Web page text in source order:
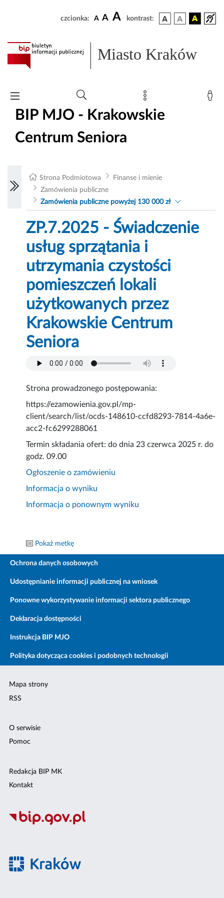
czcionka: A A A kontrast:
Miasto Kraków
BIP MJO - Krakowskie
Centrum Seniora
Strona Podmiotowa
Finanse i mienie
Zamówienia publiczne
Zamówienia publiczne powyżej 130 000 zł
ZP.7.2025 - Świadczenie
usług sprzątania i
utrzymania czystości
pomieszczeń lokali
użytkowanych przez
Krakowskie Centrum
Seniora
Strona prowadzonego postępowania:
https://ezamowienia.gov.pl/mp-
client/search/list/ocds-148610-ccfd8293-7814-4a6e-
acc2-fc6299288061
Termin składania ofert: do dnia 23 czerwca 2025 r. do
godz. 09.00
Ogłoszenie o zamówieniu
Informacja o wyniku
Informacja o ponownym wyniku
Pokaż metkę
Ochrona danych osobowych
Udostępnianie informacji publicznej na wniosek
Ponowne wykorzystywanie informacji sektora publicznego
Deklaracja dostępności
Instrukcja BIP MJO
Polityka dotycząca cookies i podobnych technologii
Mapa strony
RSS
O serwisie
Pomoc
Redakcja BIP MK
Kontakt